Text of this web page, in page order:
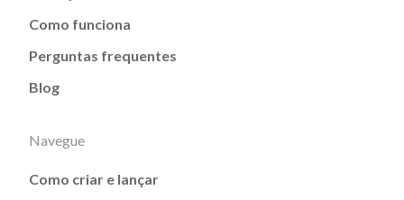
Como funciona
Perguntas frequentes
Blog
Navegue
Como criar e lançar